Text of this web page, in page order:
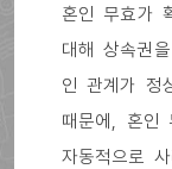
혼인 무효가
대해 상속권
인 관계가 정
때문에, 혼인
자동적으로